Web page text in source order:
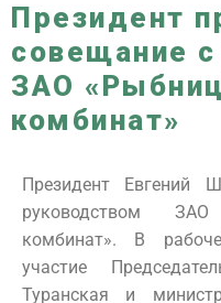
Президент
совещание
ЗАО
комбинат»
Президент Евгений
руководством
комбинат». В
участие
Туранская и